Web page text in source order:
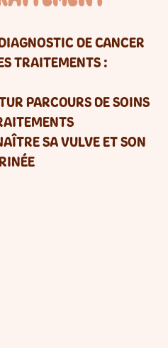
DE CANCER
TRAITEMENTS :
PARCOURS DE SOINS
SA VULVE ET SON